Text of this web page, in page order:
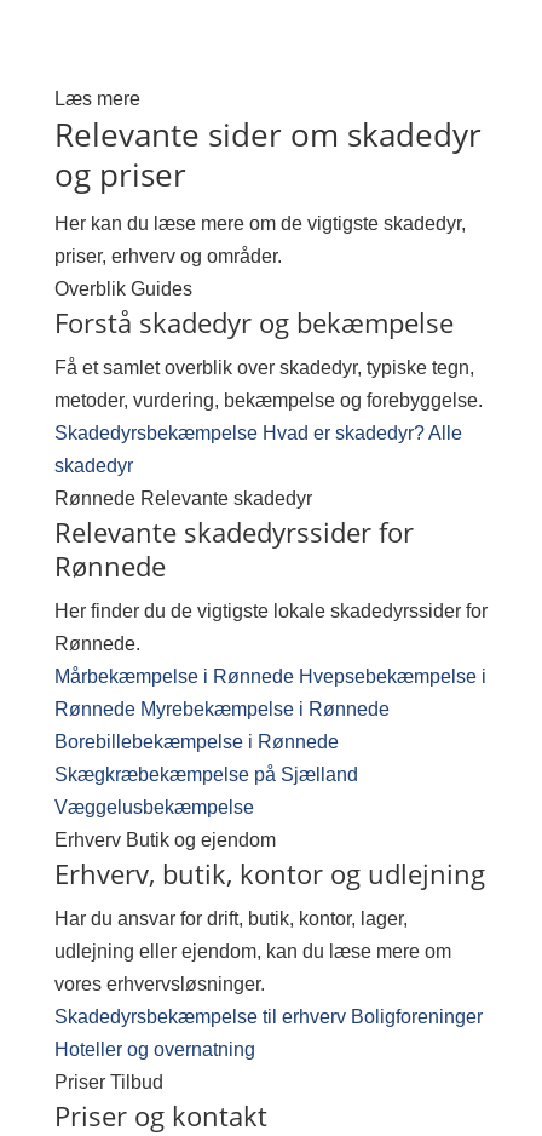
Læs mere
Relevante sider om skadedyr
og priser
Her kan du læse mere om de vigtigste skadedyr,
priser, erhverv og områder.
Overblik Guides
Forstå skadedyr og bekæmpelse
Få et samlet overblik over skadedyr, typiske tegn,
metoder, vurdering, bekæmpelse og forebyggelse.
Skadedyrsbekæmpelse Hvad er skadedyr?Alle
skadedyr
Rønnede Relevante skadedyr
Relevante skadedyrssider for
Rønnede
Her finder du de vigtigste lokale skadedyrssider for
Rønnede.
Mårbekæmpelse i Rønnede Hvepsebekæmpelse i
Rønnede Myrebekæmpelse i Rønnede
Borebillebekæmpelse i Rønnede
Skægkræbekæmpelse på Sjælland
Væggelusbekæmpelse
Erhverv Butik og ejendom
Erhverv, butik, kontor og udlejning
Har du ansvar for drift, butik, kontor, lager,
udlejning eller ejendom, kan du læse mere om
vores erhvervsløsninger.
Skadedyrsbekæmpelse til erhverv Boligforeninger
Hoteller og overnatning
Priser Tilbud
Priser og kontakt